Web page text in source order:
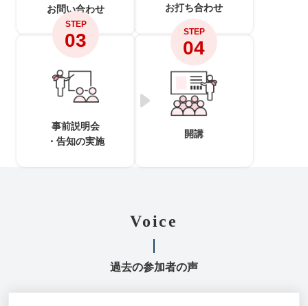
お問い合わせ
お打ち合わせ
STEP
03
事前説明会
・告知の実施
STEP
04
開講
Voice
過去の参加者の声